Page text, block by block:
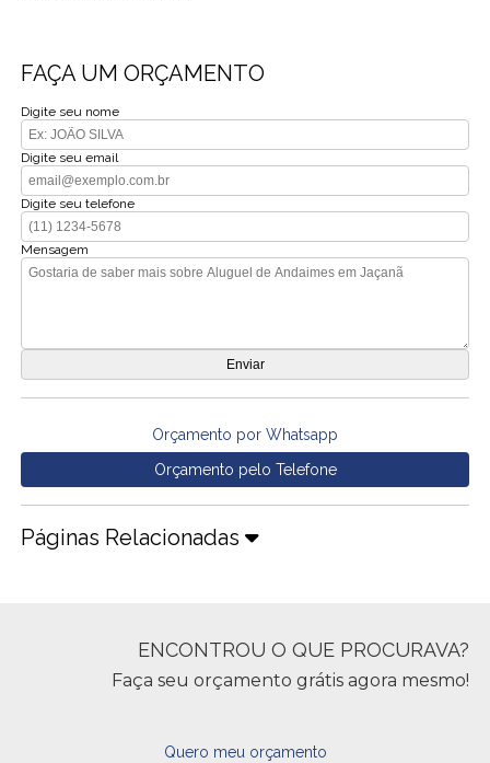
FAÇA UM ORÇAMENTO
Digite seu nome
Digite seu email
Digite seu telefone
Mensagem
Orçamento por Whatsapp
Orçamento pelo Telefone
Páginas Relacionadas
ENCONTROU O QUE PROCURAVA?
Faça seu orçamento grátis agora mesmo!
Quero meu orçamento